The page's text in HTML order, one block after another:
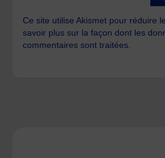
Ce site utilise Akismet pour réduire
savoir plus sur la façon dont les
commentaires sont traitées